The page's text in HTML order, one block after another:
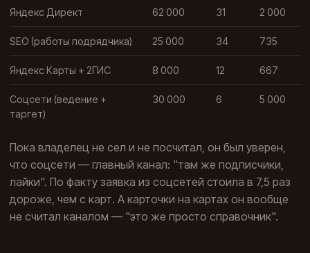
Яндекс Директ 62 000 31 2 000
SEO (работы подрядчика) 25 000 34 735
Яндекс Карты + 2ГИС 8 000 12 667
Соцсети (ведение +
таргет)
30 000 6 5 000
Пока владелец не сел и не посчитал, он был уверен,
что соцсети — главный канал: "там же подписчики,
лайки". По факту заявка из соцсетей стоила в 7,5 раз
дороже, чем с карт. А карточки на картах он вообще
не считал каналом — "это же просто справочник".